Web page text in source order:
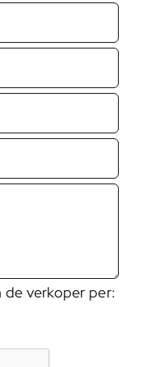
verkoper per: